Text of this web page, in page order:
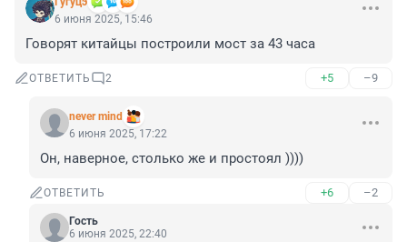
6 июня 2025, 15:46
Говорят китайцы построили мост за 43 часа
ОТВЕТИТЬ 2 +5 –9
never mind
6 июня 2025, 17:22
Он, наверное, столько же и простоял ))))
ОТВЕТИТЬ +6 –2
Гость
6 июня 2025, 22:40